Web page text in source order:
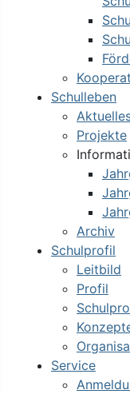
Schulleben
Projekte
Archiv
Schulprofil
Leitbild
Profil
Service